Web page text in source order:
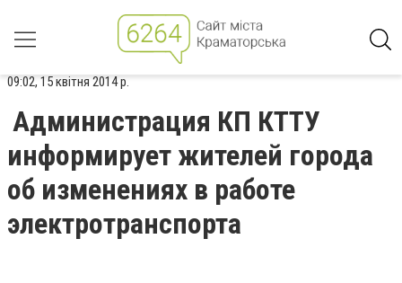
09:02, 15 квітня 2014 р.
Администрация КП КТТУ
информирует жителей города
об изменениях в работе
электротранспорта